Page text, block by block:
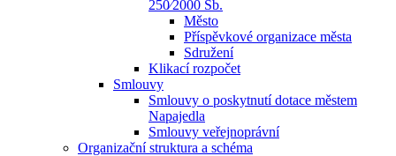
250⁄2000 Sb.
Město
Příspěvkové organizace města
Sdružení
Klikací rozpočet
Smlouvy
Smlouvy o poskytnutí dotace městem
Napajedla
Smlouvy veřejnoprávní
Organizační struktura a schéma